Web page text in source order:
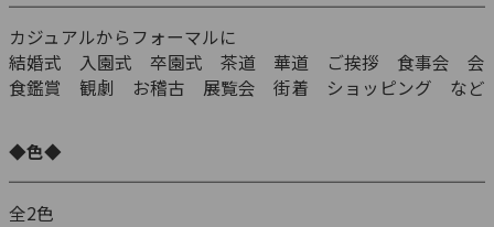
カジュアルからフォーマルに
結婚式 入園式 卒園式 茶道 華道 ご挨拶 食事会 会
食鑑賞 観劇 お稽古 展覧会 街着 ショッピング など
◆色◆
全2色